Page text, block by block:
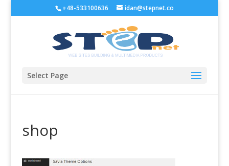
+48-533100636 idan@stepnet.co
Select Page
shop